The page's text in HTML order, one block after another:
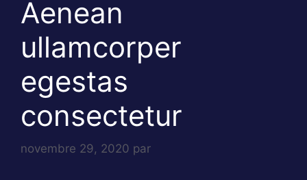
Aenean
ullamcorper
egestas
consectetur
novembre 29, 2020 par